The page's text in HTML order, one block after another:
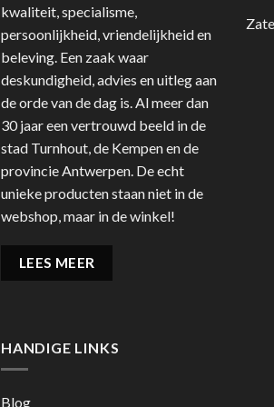
kwaliteit, specialisme,
persoonlijkheid, vriendelijkheid en
beleving. Een zaak waar
deskundigheid, advies en uitleg aan
de orde van de dag is. Al meer dan
30 jaar een vertrouwd beeld in de
stad Turnhout, de Kempen en de
provincie Antwerpen. De echt
unieke producten staan niet in de
webshop, maar in de winkel!
LEES MEER
HANDIGE LINKS
Blog